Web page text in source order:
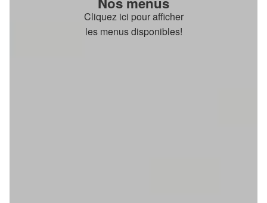
Cliquez ici pour afficher
les menus disponibles!